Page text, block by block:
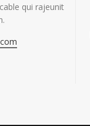
qui rajeunit